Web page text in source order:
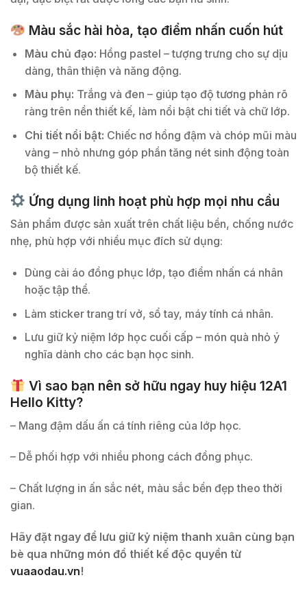
Màu sắc hài hòa, tạo điểm nhấn cuốn hút
Màu chủ đạo: Hồng pastel – tượng trưng cho sự dịu
dàng, thân thiện và năng động.
Màu phụ: Trắng và đen – giúp tạo độ tương phản rõ
ràng trên nền thiết kế, làm nổi bật chi tiết và chữ lớp.
Chi tiết nổi bật: Chiếc nơ hồng đậm và chóp mũi màu
vàng – nhỏ nhưng góp phần tăng nét sinh động toàn
bộ thiết kế.
Ứng dụng linh hoạt phù hợp mọi nhu cầu
Sản phẩm được sản xuất trên chất liệu bền, chống nước
nhẹ, phù hợp với nhiều mục đích sử dụng:
Dùng cài áo đồng phục lớp, tạo điểm nhấn cá nhân
hoặc tập thể.
Làm sticker trang trí vở, sổ tay, máy tính cá nhân.
Lưu giữ kỷ niệm lớp học cuối cấp – món quà nhỏ ý
nghĩa dành cho các bạn học sinh.
Vì sao bạn nên sở hữu ngay huy hiệu 12A1
Hello Kitty?
– Mang đậm dấu ấn cá tính riêng của lớp học.
– Dễ phối hợp với nhiều phong cách đồng phục.
– Chất lượng in ấn sắc nét, màu sắc bền đẹp theo thời
gian.
Hãy đặt ngay để lưu giữ kỷ niệm thanh xuân cùng bạn
bè qua những món đồ thiết kế độc quyền từ
vuaaodau.vn!